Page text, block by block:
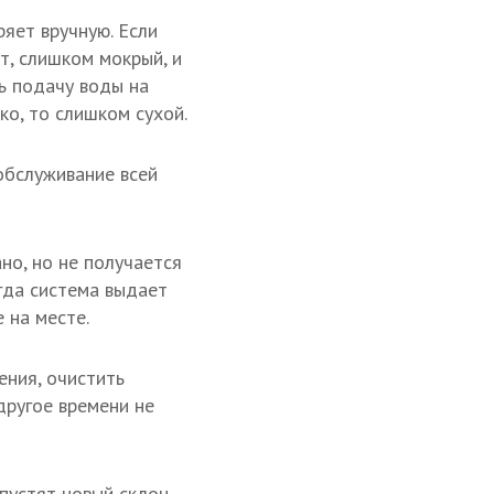
вручную. Если
слишком мокрый, и
подачу воды на
то слишком сухой.
всей
но не получается
система выдает
на месте.
очистить
времени не